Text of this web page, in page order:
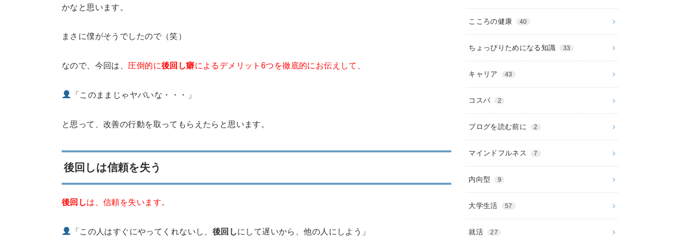
かなと思います。
まさに僕がそうでしたので（笑）
なので、今回は、 圧倒的に後回し癖によるデメリット6つを徹底的にお伝えして、
「このままじゃヤバいな・・・」
と思って、改善の行動を取ってもらえたらと思います。
後回しは信頼を失う
後回しは、信頼を失います。
「この人はすぐにやってくれないし、 後回しにして遅いから、他の人にしよう」
こころの健康 40
ちょっぴりためになる知識 33
キャリア 43
コスパ 2
ブログを読む前に 2
マインドフルネス 7
内向型 9
大学生活 57
就活 27